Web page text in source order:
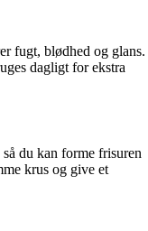
fugt, blødhed og glans.
dagligt for ekstra
du kan forme frisuren
krus og give et